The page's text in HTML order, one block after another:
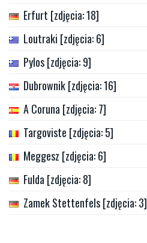
Erfurt [zdjęcia: 18]
Loutraki [zdjęcia: 6]
Pylos [zdjęcia: 9]
Dubrownik [zdjęcia: 16]
A Coruna [zdjęcia: 7]
Targoviste [zdjęcia: 5]
Meggesz [zdjęcia: 6]
Fulda [zdjęcia: 8]
Zamek Stettenfels [zdjęcia: 3]